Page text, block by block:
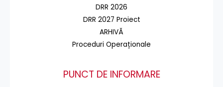
DRR 2026
DRR 2027 Proiect
ARHIVĂ
Proceduri Operaționale
PUNCT DE INFORMARE